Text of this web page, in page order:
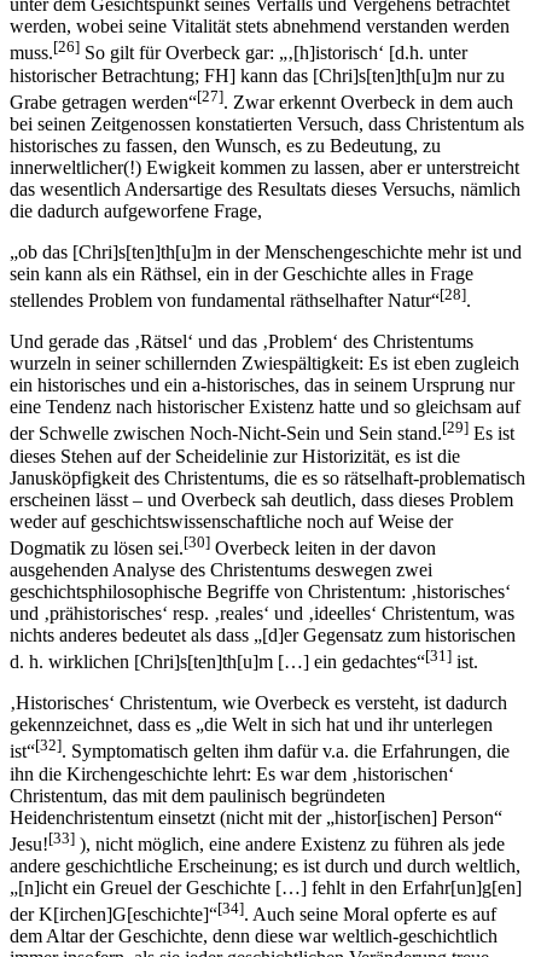
unter dem Gesichtspunkt seines Verfalls und Vergehens betrachtet
werden, wobei seine Vitalität stets abnehmend verstanden werden
muss.[26] So gilt für Overbeck gar: „‚[h]istorisch‘ [d.h. unter
historischer Betrachtung; FH] kann das [Chri]s[ten]th[u]m nur zu
Grabe getragen werden“[27]. Zwar erkennt Overbeck in dem auch
bei seinen Zeitgenossen konstatierten Versuch, dass Christentum als
historisches zu fassen, den Wunsch, es zu Bedeutung, zu
innerweltlicher(!) Ewigkeit kommen zu lassen, aber er unterstreicht
das wesentlich Andersartige des Resultats dieses Versuchs, nämlich
die dadurch aufgeworfene Frage,
„ob das [Chri]s[ten]th[u]m in der Menschengeschichte mehr ist und
sein kann als ein Räthsel, ein in der Geschichte alles in Frage
stellendes Problem von fundamental räthselhafter Natur“[28].
Und gerade das ‚Rätsel‘ und das ‚Problem‘ des Christentums
wurzeln in seiner schillernden Zwiespältigkeit: Es ist eben zugleich
ein historisches und ein a-historisches, das in seinem Ursprung nur
eine Tendenz nach historischer Existenz hatte und so gleichsam auf
der Schwelle zwischen Noch-Nicht-Sein und Sein stand.[29] Es ist
dieses Stehen auf der Scheidelinie zur Historizität, es ist die
Janusköpfigkeit des Christentums, die es so rätselhaft-problematisch
erscheinen lässt – und Overbeck sah deutlich, dass dieses Problem
weder auf geschichtswissenschaftliche noch auf Weise der
Dogmatik zu lösen sei.[30] Overbeck leiten in der davon
ausgehenden Analyse des Christentums deswegen zwei
geschichtsphilosophische Begriffe von Christentum: ‚historisches‘
und ‚prähistorisches‘ resp. ‚reales‘ und ‚ideelles‘ Christentum, was
nichts anderes bedeutet als dass „[d]er Gegensatz zum historischen
d. h. wirklichen [Chri]s[ten]th[u]m […] ein gedachtes“[31] ist.
‚Historisches‘ Christentum, wie Overbeck es versteht, ist dadurch
gekennzeichnet, dass es „die Welt in sich hat und ihr unterlegen
ist“[32]. Symptomatisch gelten ihm dafür v.a. die Erfahrungen, die
ihn die Kirchengeschichte lehrt: Es war dem ‚historischen‘
Christentum, das mit dem paulinisch begründeten
Heidenchristentum einsetzt (nicht mit der „histor[ischen] Person“
Jesu![33] ), nicht möglich, eine andere Existenz zu führen als jede
andere geschichtliche Erscheinung; es ist durch und durch weltlich,
„[n]icht ein Greuel der Geschichte […] fehlt in den Erfahr[un]g[en]
der K[irchen]G[eschichte]“[34]. Auch seine Moral opferte es auf
dem Altar der Geschichte, denn diese war weltlich-geschichtlich